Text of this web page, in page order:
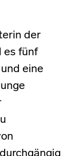
der
es fünf
eine